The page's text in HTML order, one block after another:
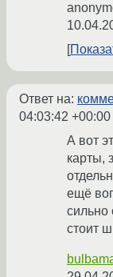
Ответ на:
04:03:42 +00:00
А вот
карты,
ещё
сильно
стоит